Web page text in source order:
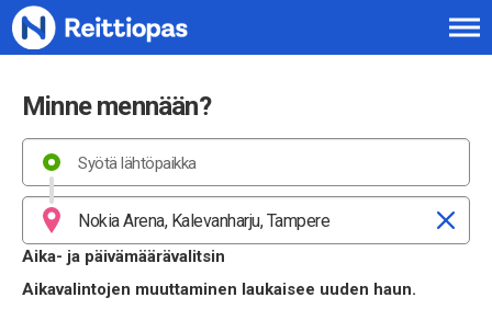
Siirry sisältöön
Minne mennään?
Aika- ja päivämäärävalitsin
Aikavalintojen muuttaminen laukaisee uuden haun.